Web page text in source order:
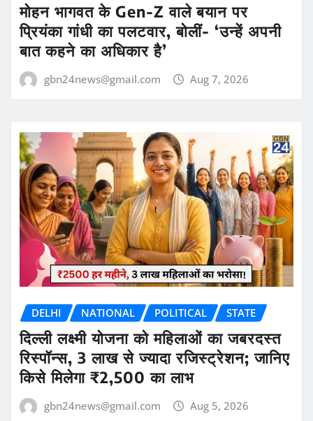
मोहन भागवत के Gen-Z वाले बयान पर
प्रियंका गांधी का पलटवार, बोलीं- ‘उन्हें अपनी
बात कहने का अधिकार है’
gbn24news@gmail.com Aug 7, 2026
DELHI NATIONAL POLITICAL STATE
दिल्ली लक्ष्मी योजना को महिलाओं का जबरदस्त
रिस्पॉन्स, 3 लाख से ज्यादा रजिस्ट्रेशन; जानिए
किसे मिलेगा ₹2,500 का लाभ
gbn24news@gmail.com Aug 5, 2026